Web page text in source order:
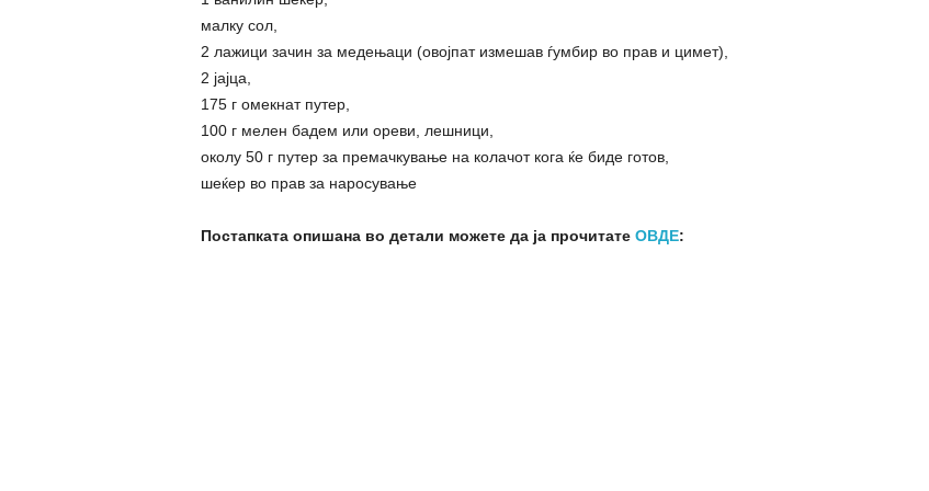
малку сол,
2 лажици зачин за медењаци (овојпат измешав ѓумбир во прав и цимет),
2 јајца,
175 г омекнат путер,
100 г мелен бадем или ореви, лешници,
околу 50 г путер за премачкување на колачот кога ќе биде готов,
шеќер во прав за наросување
Постапката опишана во детали можете да ја прочитате ОВДЕ: